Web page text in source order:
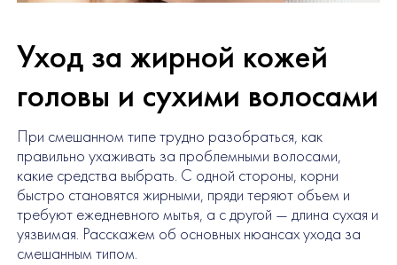
Уход за жирной кожей
головы и сухими волосами
При смешанном типе трудно разобраться, как
правильно ухаживать за проблемными волосами,
какие средства выбрать. С одной стороны, корни
быстро становятся жирными, пряди теряют объем и
требуют ежедневного мытья, а с другой — длина сухая и
уязвимая. Расскажем об основных нюансах ухода за
смешанным типом.